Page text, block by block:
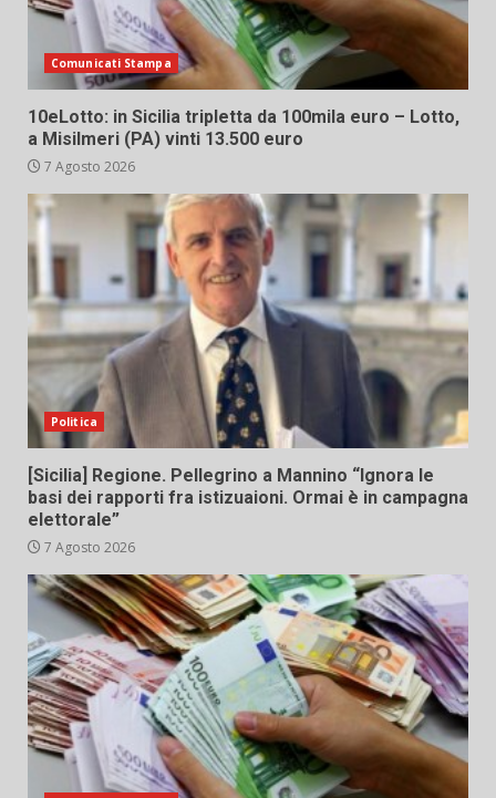
Comunicati Stampa
10eLotto: in Sicilia tripletta da 100mila euro – Lotto,
a Misilmeri (PA) vinti 13.500 euro
7 Agosto 2026
Politica
[Sicilia] Regione. Pellegrino a Mannino “Ignora le
basi dei rapporti fra istizuaioni. Ormai è in campagna
elettorale”
7 Agosto 2026